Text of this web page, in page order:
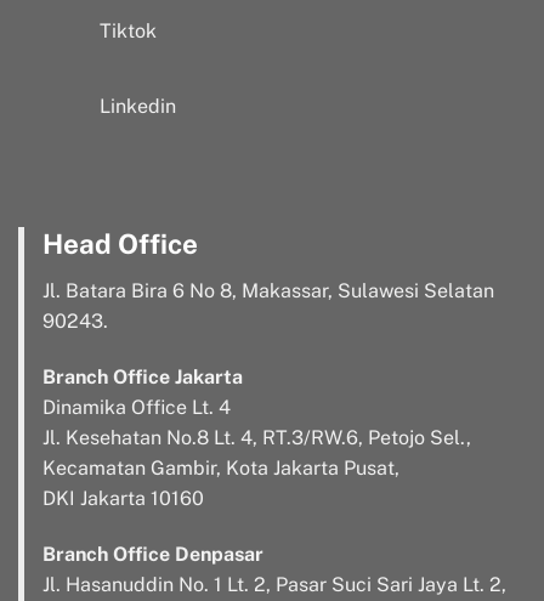
Tiktok
Linkedin
Head Office
Jl. Batara Bira 6 No 8, Makassar, Sulawesi Selatan
90243.
Branch Office Jakarta
Dinamika Office Lt. 4
Jl. Kesehatan No.8 Lt. 4, RT.3/RW.6, Petojo Sel.,
Kecamatan Gambir, Kota Jakarta Pusat,
DKI Jakarta 10160
Branch Office Denpasar
Jl. Hasanuddin No. 1 Lt. 2, Pasar Suci Sari Jaya Lt. 2,